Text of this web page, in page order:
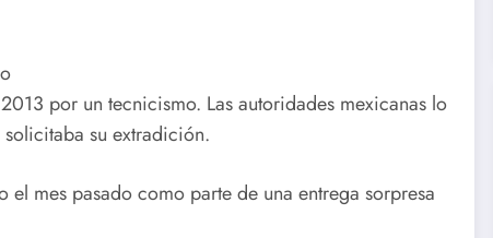
por un tecnicismo. Las autoridades mexicanas lo
su extradición.
mes pasado como parte de una entrega sorpresa